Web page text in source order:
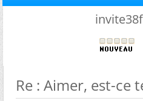
Re : Aimer, est-ce